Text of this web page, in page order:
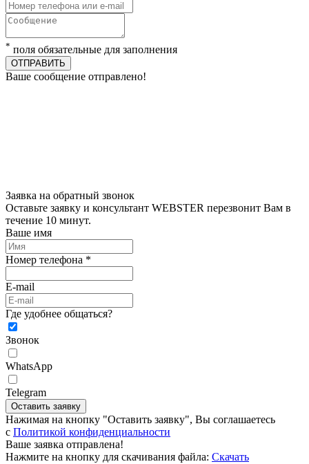
* поля обязательные для заполнения
ОТПРАВИТЬ
Ваше сообщение отправлено!
Заявка на обратный звонок
Оставьте заявку и консультант WEBSTER перезвонит Вам в
течение 10 минут.
Ваше имя
Номер телефона *
E-mail
Где удобнее общаться?
Звонок
WhatsApp
Telegram
Оставить заявку
Нажимая на кнопку "Оставить заявку", Вы соглашаетесь
c Политикой конфиденциальности
Ваше заявка отправлена!
Нажмите на кнопку для скачивания файла: Скачать